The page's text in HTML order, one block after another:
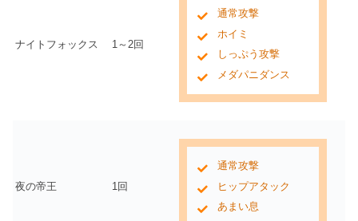
ナイトフォックス 1～2回
通常攻撃
ホイミ
しっぷう攻撃
メダパニダンス
夜の帝王 1回
通常攻撃
ヒップアタック
あまい息